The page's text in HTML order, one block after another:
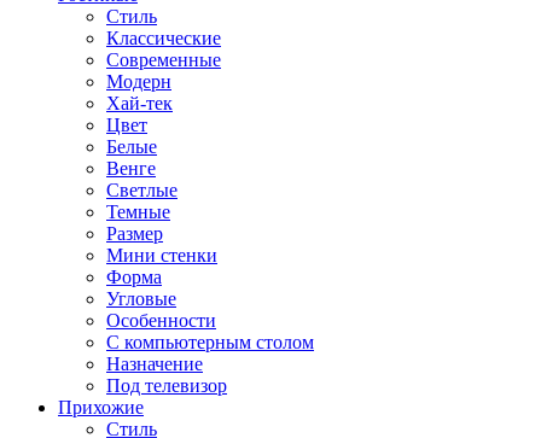
Стиль
Классические
Современные
Модерн
Хай-тек
Цвет
Белые
Венге
Светлые
Темные
Размер
Мини стенки
Форма
Угловые
Особенности
С компьютерным столом
Назначение
Под телевизор
Прихожие
Стиль